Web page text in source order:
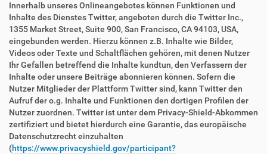
Innerhalb unseres Onlineangebotes können Funktionen und
Inhalte des Dienstes Twitter, angeboten durch die Twitter Inc.,
1355 Market Street, Suite 900, San Francisco, CA 94103, USA,
eingebunden werden. Hierzu können z.B. Inhalte wie Bilder,
Videos oder Texte und Schaltflächen gehören, mit denen Nutzer
Ihr Gefallen betreffend die Inhalte kundtun, den Verfassern der
Inhalte oder unsere Beiträge abonnieren können. Sofern die
Nutzer Mitglieder der Plattform Twitter sind, kann Twitter den
Aufruf der o.g. Inhalte und Funktionen den dortigen Profilen der
Nutzer zuordnen. Twitter ist unter dem Privacy-Shield-Abkommen
zertifiziert und bietet hierdurch eine Garantie, das europäische
Datenschutzrecht einzuhalten
(https://www.privacyshield.gov/participant?